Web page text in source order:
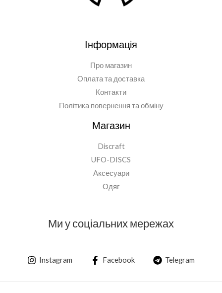
Інформація
Про магазин
Оплата та доставка
Контакти
Політика повернення та обміну
Магазин
Discraft
UFO-DISCS
Аксесуари
Одяг
Ми у соціальних мережах
Instagram Facebook Telegram